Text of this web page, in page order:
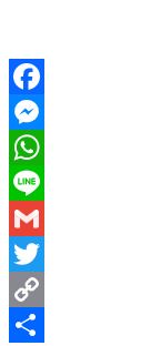
Facebook
Messenger
WhatsApp
Line
Gmail
Twitter
Copy